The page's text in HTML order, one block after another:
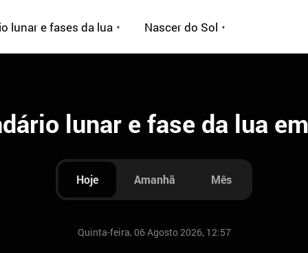
lunar e fases da lua Nascer do Sol
lunar e fase da lua
Hoje Amanhã Mês
Quinta-feira, 06 Agosto 2026, 12:57